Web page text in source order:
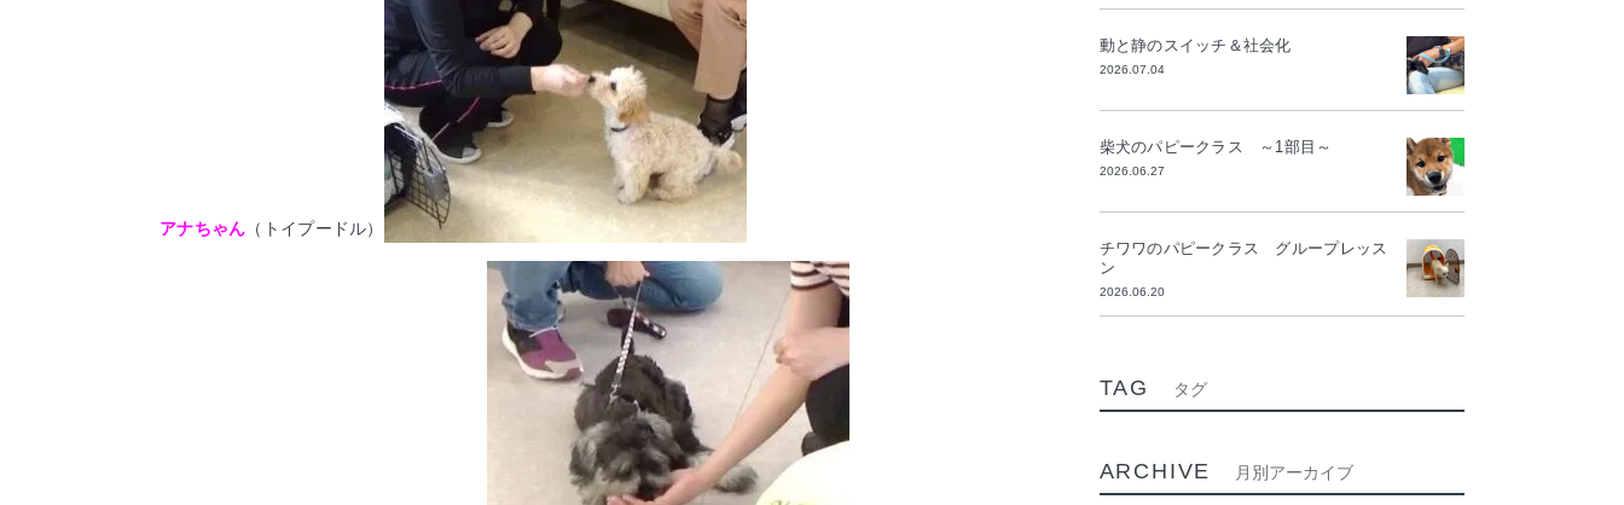
アナちゃん （トイプードル）
動と静のスイッチ＆社会化
2026.07.04
柴犬のパピークラス ～1部目～
2026.06.27
チワワのパピークラス グループレッス
ン
2026.06.20
TAG タグ
ARCHIVE 月別アーカイブ